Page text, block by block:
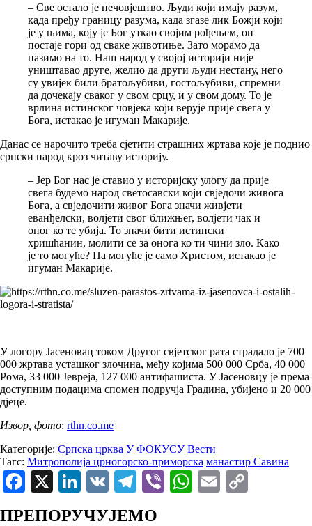
– Све остало је нечовјештво. Људи који имају разум,
када пређу границу разума, када згазе лик Божји који
је у њима, коју је Бог уткао својим рођењем, он
постаје гори од сваке животиње. Зато морамо да
пазимо на то. Наш народ у својој историји није
уништавао друге, желио да други људи нестану, него
су увијек били братољубиви, гостољубиви, спремни
да дочекају сваког у свом срцу, и у свом дому. То је
врлина истинског човјека који верује прије свега у
Бога, истакао је игуман Макарије.
Данас се нарочито треба сјетити страшних жртава које је поднио
српски народ кроз читаву историју.
– Јер Бог нас је ставио у историјску улогу да прије
свега будемо народ светосавски који свједочи живога
Бога, а свједочити живог Бога значи живјети
еванђелски, волјети свог ближњег, волјети чак и
оног ко те убија. То значи бити истински
хришћанин, молити се за онога ко ти чини зло. Како
је то могуће? Па могуће је само Христом, истакао је
игуман Макарије.
У логору Јасеновац током Другог свјетског рата страдало је 700
000 жртава усташког злочина, међу којима 500 000 Срба, 40 000
Рома, 33 000 Јевреја, 127 000 антифашиста. У Јасеновцу је према
доступним подацима спомен подручја Градина, убијено и 20 000
дјеце.
Извор, фото: rthn.co.me
Категорије: Српска црква У ФОКУСУ Вести
Тагс: Митрополија црногорско-приморска манастир Савина
Facebook
X LinkedIn
VK Telegram
ViberWhatsApp
Email
ПРЕПОРУЧУЈЕМО